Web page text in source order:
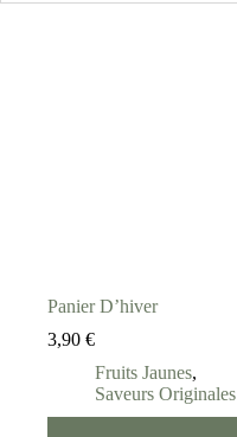
Panier D’hiver
3,90 €
Fruits Jaunes,
Saveurs Originales